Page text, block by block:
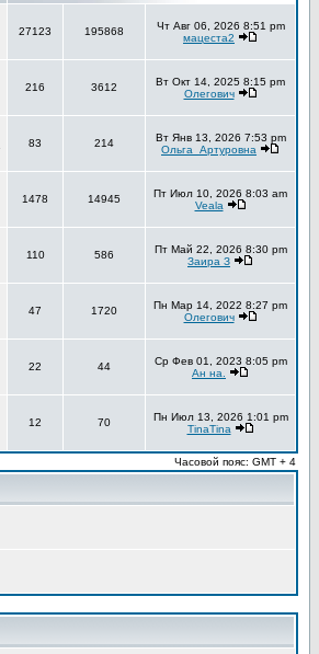
27123 195868
Чт Авг 06, 2026 8:51 pm
мацеста2
216 3612
Вт Окт 14, 2025 8:15 pm
Олегович
83 214
Вт Янв 13, 2026 7:53 pm
Ольга_Артуровна
1478 14945
Пт Июл 10, 2026 8:03 am
Veala
110 586
Пт Май 22, 2026 8:30 pm
Заира З
47 1720
Пн Мар 14, 2022 8:27 pm
Олегович
22 44
Ср Фев 01, 2023 8:05 pm
Ан на.
12 70
Пн Июл 13, 2026 1:01 pm
TinaTina
Часовой пояс: GMT + 4